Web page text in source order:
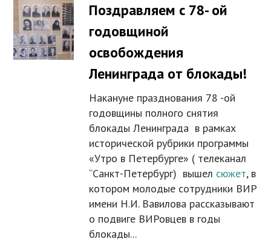
Поздравляем с 78- ой
годовщиной
освобождения
Ленинграда от блокады!
Накануне празднования 78 -ой
годовщины полного снятия
блокады Ленинграда в рамках
исторической рубрики программы
«Утро в Петербурге» ( телеканал
“Санкт-Петербург) вышел сюжет, в
котором молодые сотрудники ВИР
имени Н.И. Вавилова рассказывают
о подвиге ВИРовцев в годы
блокады...